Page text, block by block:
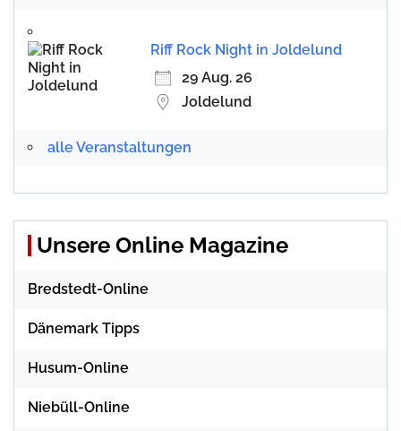
Riff Rock Night in Joldelund
29 Aug. 26
Joldelund
alle Veranstaltungen
Unsere Online Magazine
Bredstedt-Online
Dänemark Tipps
Husum-Online
Niebüll-Online